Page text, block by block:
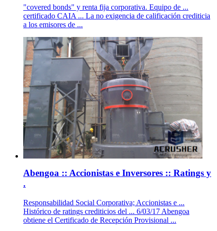
"covered bonds" y renta fija corporativa. Equipo de ...
certificado CAIA ... La no exigencia de calificación crediticia
a los emisores de ...
Abengoa :: Accionistas e Inversores :: Ratings y
.
Responsabilidad Social Corporativa; Accionistas e ...
Histórico de ratings crediticios del ... 6/03/17 Abengoa
obtiene el Certificado de Recepción Provisional ...